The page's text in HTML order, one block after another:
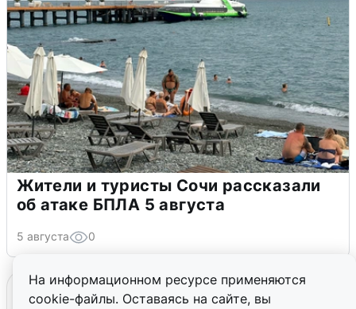
На информационном ресурсе применяются
cookie-файлы. Оставаясь на сайте, вы
Жители и туристы Сочи рассказали
об атаке БПЛА 5 августа
5 августа 0